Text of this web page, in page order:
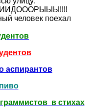
человек поехал
аспирантов
в стихах